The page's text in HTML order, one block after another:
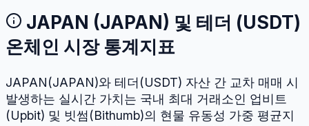
JAPAN (JAPAN ) 및 테더 (USDT)
온체인 시장 통계지표
JAPAN(JAPAN)와 테더 (USDT) 자산 간 교차 매매 시
발생하는 실시간 가치는 국내 최대 거래소인 업비트
(Upbit) 및 빗썸(Bithumb)의 현물 유동성 가중 평균지